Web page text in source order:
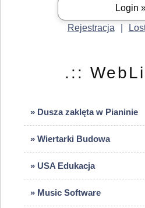
Rejestracja
.::
» Dusza zaklęta w Pianinie
» Wiertarki Budowa
» USA Edukacja
» Music Software